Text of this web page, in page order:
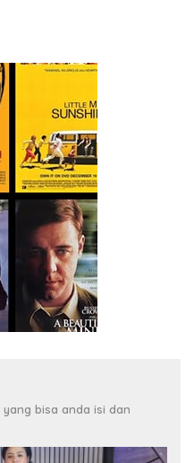
bisa anda isi dan